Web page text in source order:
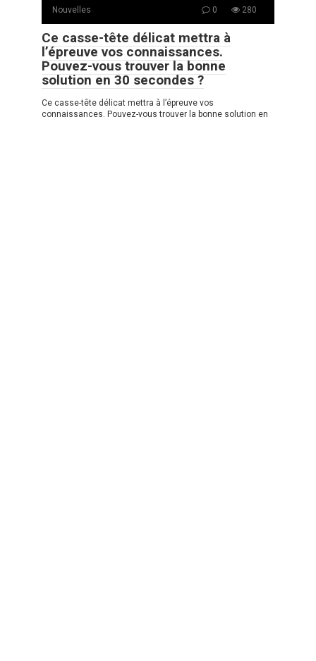
Nouvelles 0 280
Ce casse-tête délicat mettra à
l’épreuve vos connaissances.
Pouvez-vous trouver la bonne
solution en 30 secondes ?
Ce casse-tête délicat mettra à l’épreuve vos
connaissances. Pouvez-vous trouver la bonne solution en